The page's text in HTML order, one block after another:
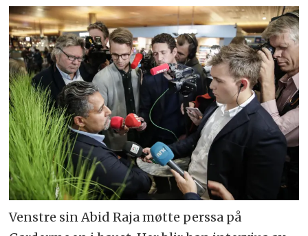
Venstre sin Abid Raja møtte perssa på